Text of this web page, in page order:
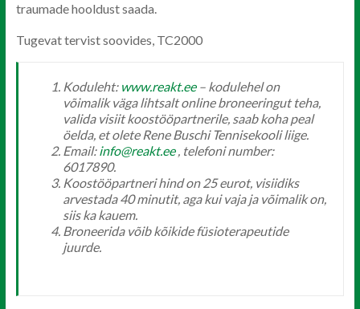
traumade hooldust saada.
Tugevat tervist soovides, TC2000
Koduleht: www.reakt.ee– kodulehel on
võimalik väga lihtsalt online broneeringut teha,
valida visiit koostööpartnerile, saab koha peal
öelda, et olete Rene Buschi Tennisekooli liige.
Email:info@reakt.ee, telefoni number:
6017890.
Koostööpartneri hind on 25 eurot, visiidiks
arvestada 40 minutit, aga kui vaja ja võimalik on,
siis ka kauem.
Broneerida võib kõikide füsioterapeutide
juurde.